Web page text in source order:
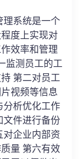
理系统是一个
度上实现对
效率和管理
监测员工的工
第二对员工
视频等信息
分析优化工作
文件进行备份
企业内部资
量 第六有效